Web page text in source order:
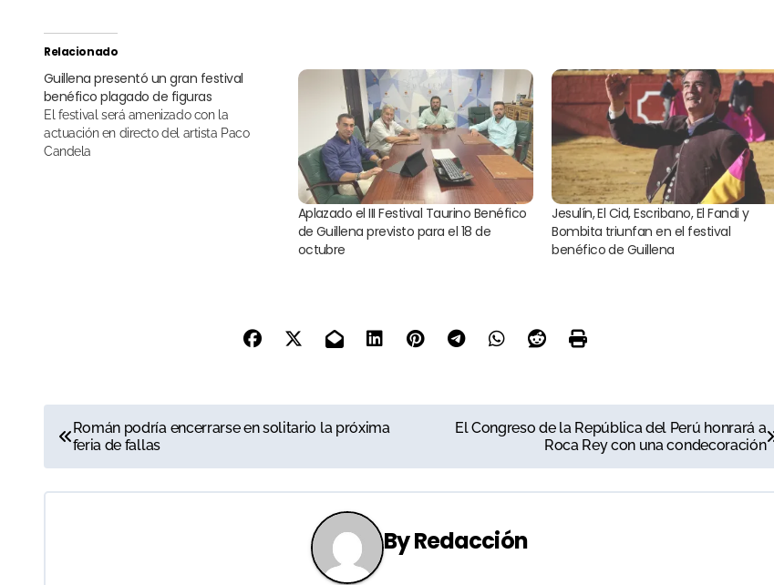
Relacionado
Guillena presentó un gran festival
benéfico plagado de figuras
El festival será amenizado con la
actuación en directo del artista Paco
Candela
Aplazado el III Festival Taurino Benéfico
de Guillena previsto para el 18 de
octubre
Jesulín, El Cid, Escribano, El Fandi y
Bombita triunfan en el festival
benéfico de Guillena
N
a
v
Román podría encerrarse en solitario la próxima
feria de fallas
El Congreso de la República del Perú honrará a
Roca Rey con una condecoración
ByRedacción